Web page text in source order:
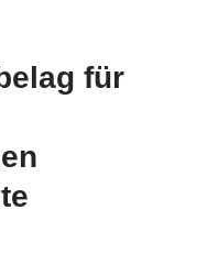
für